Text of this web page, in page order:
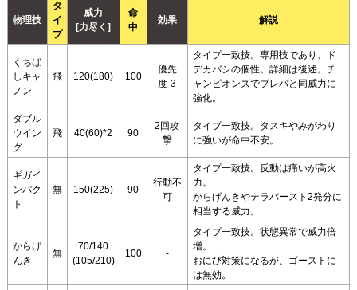
物理技
タ
イ
プ
威力
[力尽く]
命
中
効果 解説
くちば
しキャ
ノン
飛 120(180) 100
優先
度-3
タイプ一致技。専用技であり、ド
デカバシの個性。詳細は後述。チ
ャンピオンズでブレバと同威力に
強化。
ダブル
ウイン
グ
飛 40(60)*2 90
2回攻
撃
タイプ一致技。タスキやみがわり
に強いが命中不安。
ギガイ
ンパク
ト
無 150(225) 90
行動不
可
タイプ一致技。反動は痛いが高火
力。
からげんきやテラバースト2発分に
相当する威力。
からげ
んき
無
70/140
(105/210)
100 -
タイプ一致技。状態異常で威力倍
増。
おにび対策になるが、ゴーストに
は無効。